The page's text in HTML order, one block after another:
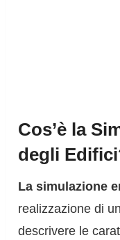
Cos’è la
degli
La simulazione
realizzazione di
descrivere le